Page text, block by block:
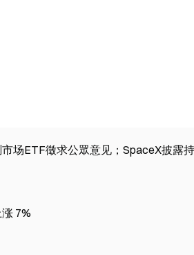
场ETF徵求公眾意见；SpaceX披露
7%